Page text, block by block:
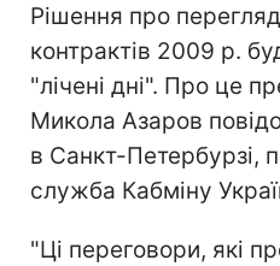
Рішення про
контрактів 2009 р.
"лічені дні". Про це
Микола Азаров
в Санкт-Петербурзі,
служба Кабміну
"Ці переговори, які